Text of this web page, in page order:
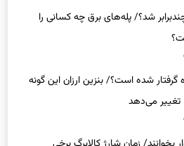
شد؟/ پله‌های برق چه کسانی را
گرفتار شده است؟/ بنزین ارزان این گونه
تغییر می‌دهد